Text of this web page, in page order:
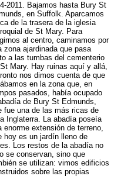
2011. Bajamos hasta Bury St
en Suffolk. Aparcamos
de la trasera de la iglesia
de St Mary. Para
al centro, caminamos por
zona ajardinada que pasa
a las tumbas del cementerio
Mary. Hay ruinas aquí y allá,
nos dimos cuenta de que
en la zona que, en
pasados, había ocupado
de Bury St Edmunds,
fue una de las más ricas de
Inglaterra. La abadía poseía
enorme extensión de terreno,
hoy es un jardín lleno de
Los restos de la abadía no
se conservan, sino que
se utilizan: vimos edificios
sobre las propias